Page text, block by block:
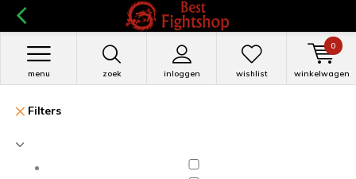
zoek inloggen
menu wishlist winkelwagen
0
Filters